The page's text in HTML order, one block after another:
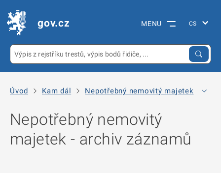
gov.cz MENU
Úvod Kam dál Nepotřebný nemovitý majetek
Nepotřebný nemovitý
majetek - archiv záznamů